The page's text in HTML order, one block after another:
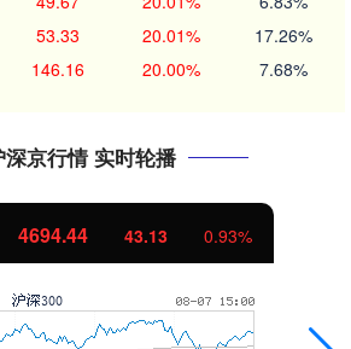
53.33 20.01% 17.26%
146.16 20.00% 7.68%
深京行情 实时轮播
50 1134.24 11.37